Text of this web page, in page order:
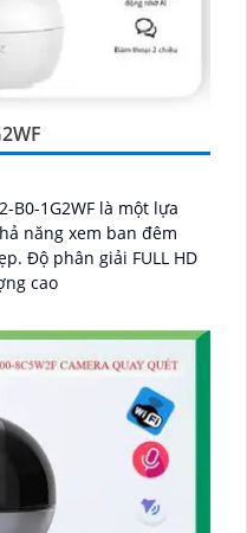
B0-1G2WF là một lựa
năng xem ban đêm
HD
cao